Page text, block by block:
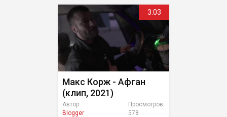
3:03
Макс Корж - Афган
(клип, 2021)
Просмотров:
578
Автор:
Blogger